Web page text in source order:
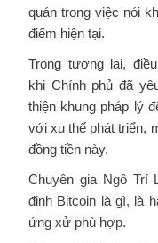
quán trong việc nói
điểm hiện tại.
Trong tương lai,
khi Chính phủ đã
thiện khung pháp lý
với xu thế phát triển,
đồng tiền này.
Chuyên gia Ngô Trí
định Bitcoin là gì, là
ứng xử phù hợp.